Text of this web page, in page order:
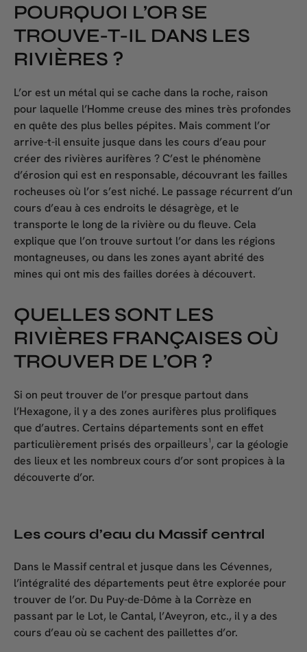
POURQUOI L’OR SE
TROUVE-T-IL DANS LES
RIVIÈRES ?
L’or est un métal qui se cache dans la roche, raison
pour laquelle l’Homme creuse des mines très profondes
en quête des plus belles pépites. Mais comment l’or
arrive-t-il ensuite jusque dans les cours d’eau pour
créer des rivières aurifères ? C’est le phénomène
d’érosion qui est en responsable, découvrant les failles
rocheuses où l’or s’est niché. Le passage récurrent d’un
cours d’eau à ces endroits le désagrège, et le
transporte le long de la rivière ou du fleuve. Cela
explique que l’on trouve surtout l’or dans les régions
montagneuses, ou dans les zones ayant abrité des
mines qui ont mis des failles dorées à découvert.
QUELLES SONT LES
RIVIÈRES FRANÇAISES OÙ
TROUVER DE L’OR ?
Si on peut trouver de l’or presque partout dans
l’Hexagone, il y a des zones aurifères plus prolifiques
que d’autres. Certains départements sont en effet
particulièrement prisés des orpailleurs¹, car la géologie
des lieux et les nombreux cours d’or sont propices à la
découverte d’or.
Les cours d’eau du Massif central
Dans le Massif central et jusque dans les Cévennes,
l’intégralité des départements peut être explorée pour
trouver de l’or. Du Puy-de-Dôme à la Corrèze en
passant par le Lot, le Cantal, l’Aveyron, etc., il y a des
cours d’eau où se cachent des paillettes d’or.